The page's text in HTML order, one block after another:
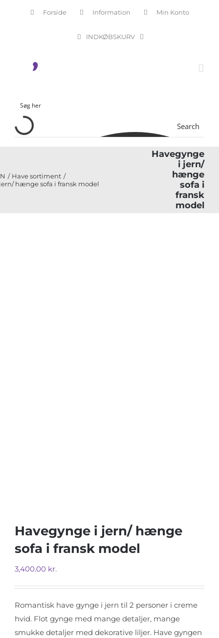
Forside Information Min Konto
INDKØBSKURV
Search
Havegynge
i jern/
hænge
sofa i
fransk
model
Have sortiment
hænge sofa i fransk model
Havegynge i jern/ hænge
sofa i fransk model
3,400.00 kr.
Romantisk have gynge i jern til 2 personer i creme
hvid. Flot gynge med mange detaljer, mange
smukke detaljer med dekorative liljer. Have gyngen